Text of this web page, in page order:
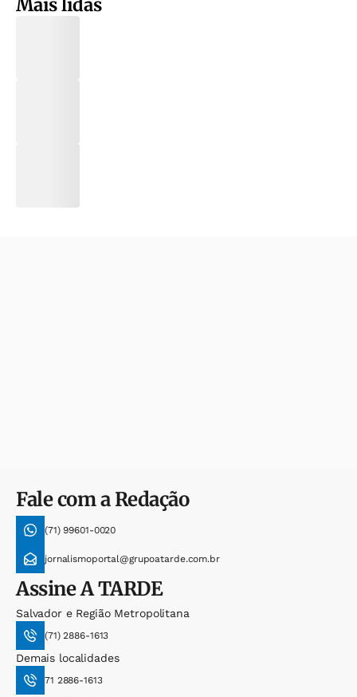
Mais lidas
Fale com a Redação
(71) 99601-0020
jornalismoportal@grupoatarde.com.br
AssineA TARDE
Salvador e Região Metropolitana
(71) 2886-1613
Demais localidades
71 2886-1613